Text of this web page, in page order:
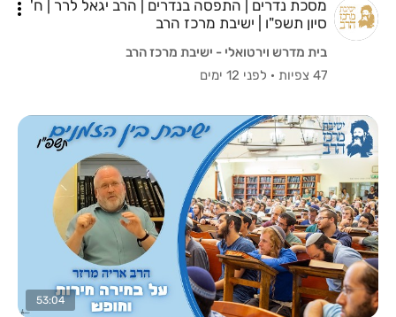
מסכת נדרים | התפסה בנדרים | הרב יגאל לרר | ח'
סיון תשפ"ו | ישיבת מרכז הרב
בית מדרש וירטואלי - ישיבת מרכז הרב
47 צפיות
· לפני 12 ימים
53:04